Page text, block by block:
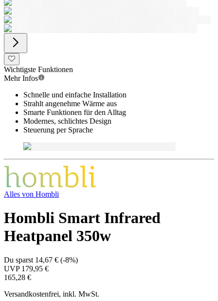
Wichtigste Funktionen
Mehr Infos
Schnelle und einfache Installation
Strahlt angenehme Wärme aus
Smarte Funktionen für den Alltag
Modernes, schlichtes Design
Steuerung per Sprache
Alles von Hombli
Hombli Smart Infrared
Heatpanel 350w
Du sparst 14,67 € (-8%)
UVP 179,95 €
165,28 €
Versandkostenfrei, inkl. MwSt.